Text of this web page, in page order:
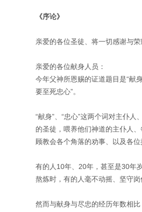
《序论》
亲爱的各位圣徒、将一切感谢与
亲爱的各位献身人员：
今年父神所恩赐的证道题目是“献
要至死忠心”。
“献身”、“忠心”这两个词对主仆
的圣徒，喂养他们神道的主仆人
顾教会各个角落的劝事、以及各
有的人10年、20年，甚至是30年
熬炼时，有的人毫不动摇、坚守
然而与献身与尽忠的经历年数相